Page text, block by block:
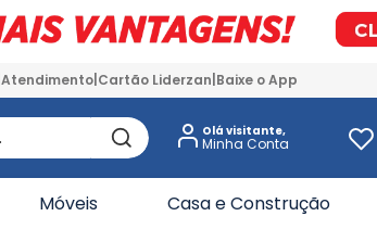
Atendimento Cartão Liderzan Baixe o App
Olá visitante,
Móveis Casa e Construção